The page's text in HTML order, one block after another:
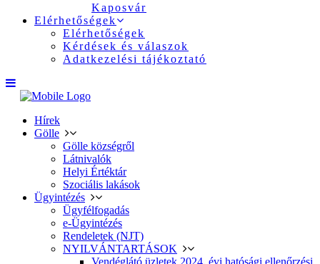
Kaposvár
Elérhetőségek
Elérhetőségek
Kérdések és válaszok
Adatkezelési tájékoztató
Hírek
Gölle
Gölle községről
Látnivalók
Helyi Értéktár
Szociális lakások
Ügyintézés
Ügyfélfogadás
e-Ügyintézés
Rendeletek (NJT)
NYILVÁNTARTÁSOK
Vendéglátó üzletek 2024. évi hatósági ellenőrzési